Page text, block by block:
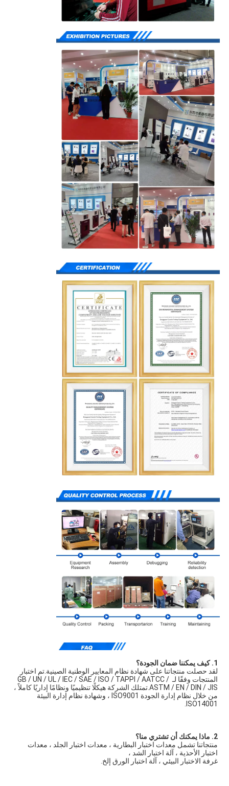
1. كيف يمكننا ضمان الجودة؟
المنتجات وفقًا لـ GB / UN / UL / IEC / SAE / ISO / TAPPI / AATCC /
ISO14001.
2. ماذا يمكنك أن تشتري منا؟
اختبار الأحذية ، آلة اختبار الشد ،
غرفة الاختبار البيئي ، آلة اختبار الورق إلخ.